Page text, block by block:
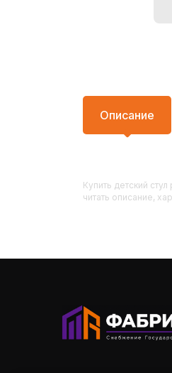
Описание
Купить Детский
читать описание,